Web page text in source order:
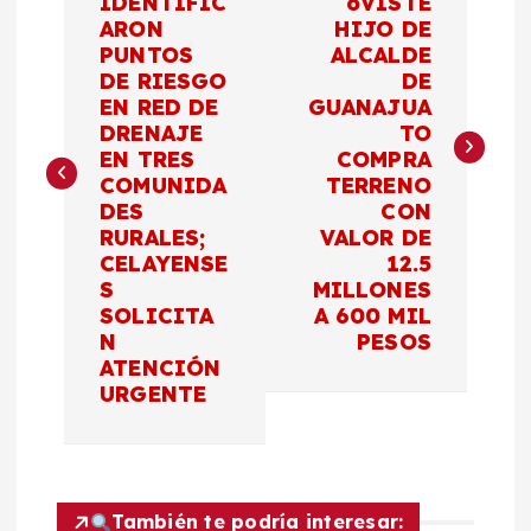
g
d
ARON
PUNTOS
DE RIESGO
EN RED DE
DRENAJE
EN TRES
COMUNIDA
DES
RURALES;
CELAYENSE
S
SOLICITA
N
ATENCIÓN
URGENTE
HIJO DE
ALCALDE
DE
GUANAJUA
TO
COMPRA
TERRENO
CON
VALOR DE
12.5
MILLONES
A 600 MIL
PESOS
También te podría interesar: